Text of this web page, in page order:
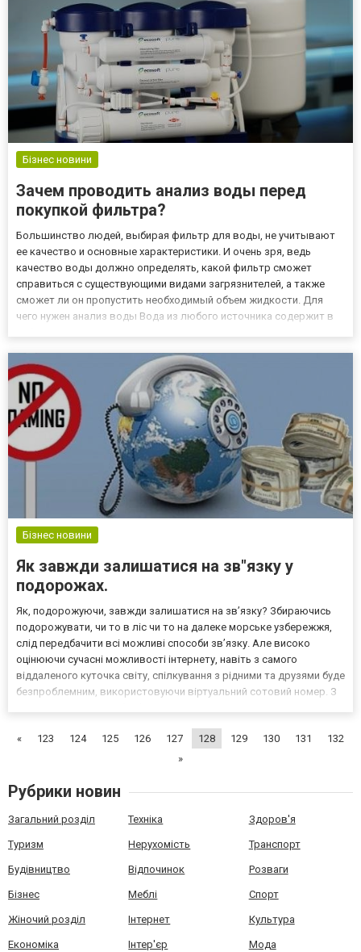
Бізнес новини
Зачем проводить анализ воды перед
покупкой фильтра?
Большинство людей, выбирая фильтр для воды, не учитывают
ее качество и основные характеристики. И очень зря, ведь
качество воды должно определять, какой фильтр сможет
справиться с существующими видами загрязнителей, а также
сможет ли он пропустить необходимый объем жидкости. Для
чего нужен анализ воды Вода из любого источника содержит в
санит...
Бізнес новини
Як завжди залишатися на зв"язку у
подорожах.
Як, подорожуючи, завжди залишатися на зв’язку? Збираючись
подорожувати, чи то в ліс чи то на далеке морське узбережжя,
слід передбачити всі можливі способи зв’язку. Але високо
оцінюючи сучасні можливості інтернету, навіть з самого
віддаленого куточка світу, спілкування з рідними та друзями буде
безпроблемним, використовуючи віртуальний сотовий номер. З
«
123 124 125 126 127 128 129 130 131
132
»
Рубрики новин
Загальний розділ Техніка Здоров'я
Туризм Нерухомість Транспорт
Будівництво Відпочинок Розваги
Бізнес Меблі Спорт
Жіночий розділ Інтернет Культура
Економіка Інтер'єр Мода